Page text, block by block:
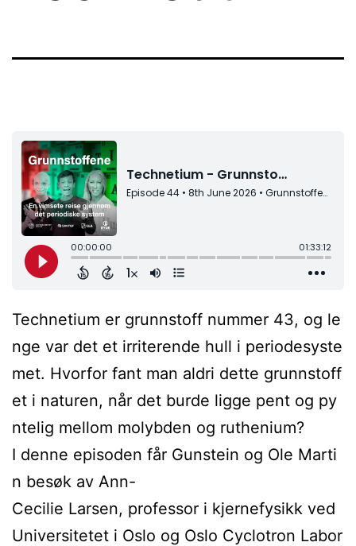
Technetium er grunnstoff nummer 43, og le
nge var det et irriterende hull i periodesyste
met. Hvorfor fant man aldri dette grunnstoff
et i naturen, når det burde ligge pent og py
ntelig mellom molybden og ruthenium?
I denne episoden får Gunstein og Ole Marti
n besøk av Ann-
Cecilie Larsen, professor i kjernefysikk ved
Universitetet i Oslo og Oslo Cyclotron Labor